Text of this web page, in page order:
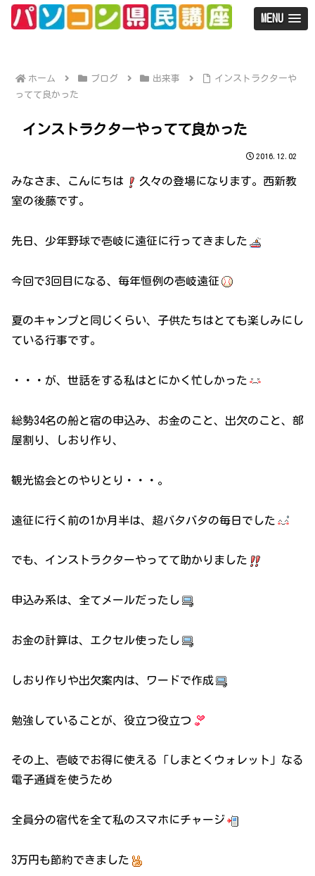
MENU
ホーム ブログ 出来事
インストラクターや
ってて良かった
インストラクターやってて良かった
2016.12.02
みなさま、こんにちは
久々の登場になります。西新教
室の後藤です。
先日、少年野球で壱岐に遠征に行ってきました
今回で3回目になる、毎年恒例の壱岐遠征
夏のキャンプと同じくらい、子供たちはとても楽しみにし
ている行事です。
・・・が、世話をする私はとにかく忙しかった
総勢34名の船と宿の申込み、お金のこと、出欠のこと、部
屋割り、しおり作り、
観光協会とのやりとり・・・。
遠征に行く前の1か月半は、超バタバタの毎日でした
でも、インストラクターやってて助かりました
申込み系は、全てメールだったし
お金の計算は、エクセル使ったし
しおり作りや出欠案内は、ワードで作成
勉強していることが、役立つ役立つ
その上、壱岐でお得に使える「しまとくウォレット」なる
電子通貨を使うため
全員分の宿代を全て私のスマホにチャージ
3万円も節約できました